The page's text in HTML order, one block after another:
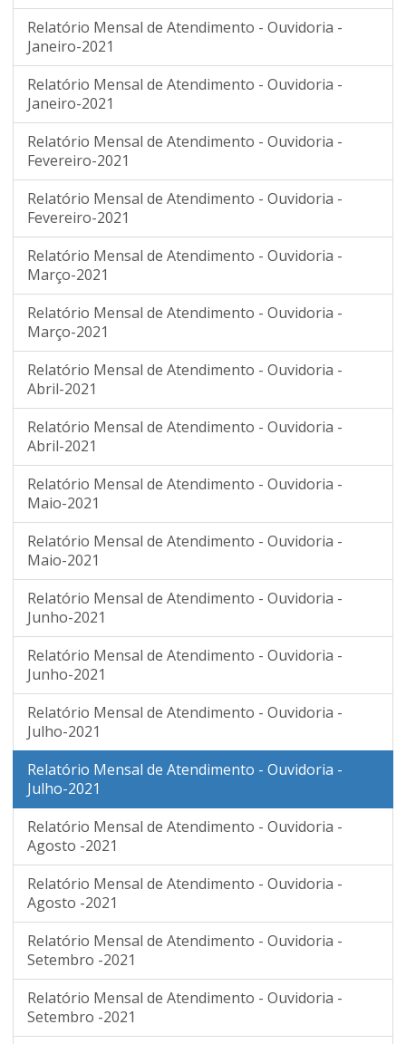
Relatório Mensal de Atendimento - Ouvidoria -
Janeiro-2021
Relatório Mensal de Atendimento - Ouvidoria -
Janeiro-2021
Relatório Mensal de Atendimento - Ouvidoria -
Fevereiro-2021
Relatório Mensal de Atendimento - Ouvidoria -
Fevereiro-2021
Relatório Mensal de Atendimento - Ouvidoria -
Março-2021
Relatório Mensal de Atendimento - Ouvidoria -
Março-2021
Relatório Mensal de Atendimento - Ouvidoria -
Abril-2021
Relatório Mensal de Atendimento - Ouvidoria -
Abril-2021
Relatório Mensal de Atendimento - Ouvidoria -
Maio-2021
Relatório Mensal de Atendimento - Ouvidoria -
Maio-2021
Relatório Mensal de Atendimento - Ouvidoria -
Junho-2021
Relatório Mensal de Atendimento - Ouvidoria -
Junho-2021
Relatório Mensal de Atendimento - Ouvidoria -
Julho-2021
Relatório Mensal de Atendimento - Ouvidoria -
Julho-2021
Relatório Mensal de Atendimento - Ouvidoria -
Agosto -2021
Relatório Mensal de Atendimento - Ouvidoria -
Agosto -2021
Relatório Mensal de Atendimento - Ouvidoria -
Setembro -2021
Relatório Mensal de Atendimento - Ouvidoria -
Setembro -2021